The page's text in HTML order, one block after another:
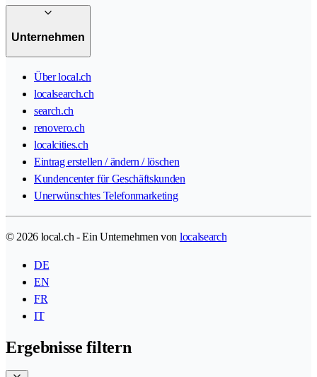
Unternehmen
Über local.ch
localsearch.ch
search.ch
renovero.ch
localcities.ch
Eintrag erstellen / ändern / löschen
Kundencenter für Geschäftskunden
Unerwünschtes Telefonmarketing
© 2026 local.ch - Ein Unternehmen von localsearch
DE
EN
FR
IT
Ergebnisse filtern